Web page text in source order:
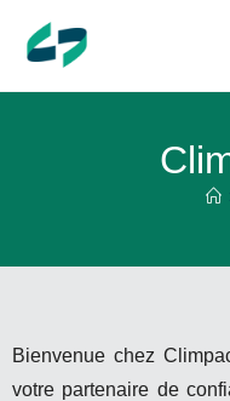
Bienvenue chez
votre partenaire de